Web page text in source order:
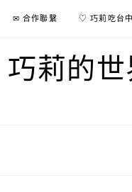
✉ 合作聯繫 ♡ 巧莉吃台中
巧莉的